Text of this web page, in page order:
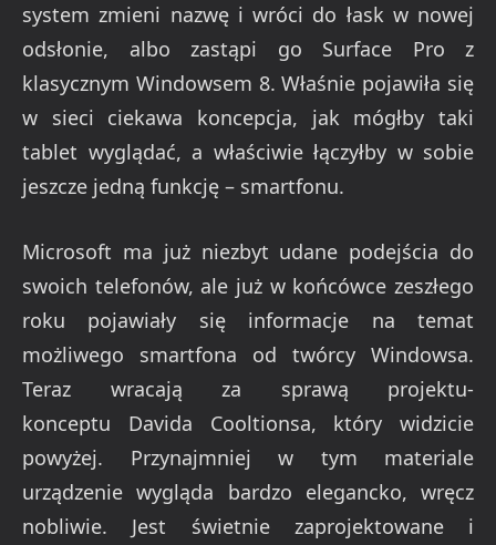
system zmieni nazwę i wróci do łask w nowej
odsłonie, albo zastąpi go Surface Pro z
klasycznym Windowsem 8. Właśnie pojawiła się
w sieci ciekawa koncepcja, jak mógłby taki
tablet wyglądać, a właściwie łączyłby w sobie
jeszcze jedną funkcję – smartfonu.
Microsoft ma już niezbyt udane podejścia do
swoich telefonów, ale już w końcówce zeszłego
roku pojawiały się informacje na temat
możliwego smartfona od twórcy Windowsa.
Teraz wracają za sprawą projektu-
konceptu Davida Cooltionsa, który widzicie
powyżej. Przynajmniej w tym materiale
urządzenie wygląda bardzo elegancko, wręcz
nobliwie. Jest świetnie zaprojektowane i